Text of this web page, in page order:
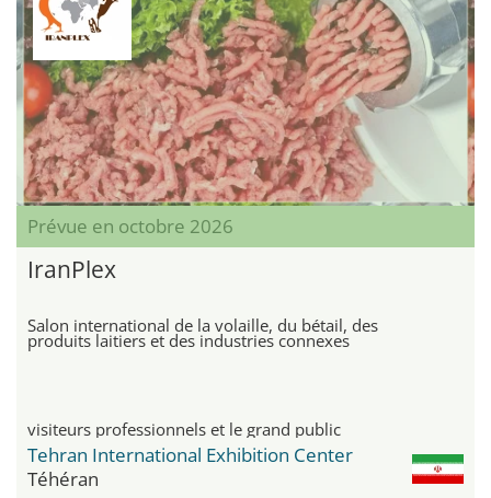
Prévue en octobre 2026
IranPlex
Salon international de la volaille, du bétail, des
produits laitiers et des industries connexes
visiteurs professionnels et le grand public
Tehran International Exhibition Center
Téhéran